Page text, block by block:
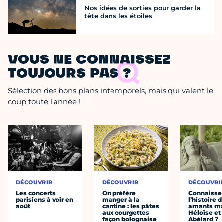
Nos idées de sorties pour garder la
tête dans les étoiles
VOUS NE CONNAISSEZ
TOUJOURS PAS ?
Sélection des bons plans intemporels, mais qui valent le
coup toute l'année !
DÉCOUVRIR
Les concerts
parisiens à voir en
août
DÉCOUVRIR
On préfère
manger à la
cantine : les pâtes
aux courgettes
façon bolognaise
l’histoire
amants
Héloïse et
Abélard ?